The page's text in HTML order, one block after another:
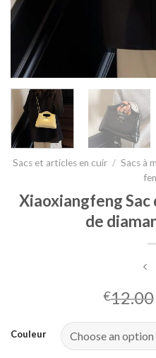
Sacs et articles en cuir / Sacs à
Xiaoxiangfeng Sac
de
€12.00
Couleur